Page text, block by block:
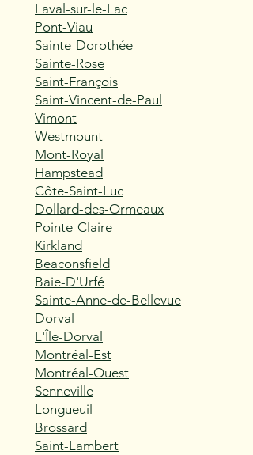
Laval-sur-le-Lac
Pont-Viau
Sainte-Dorothée
Sainte-Rose
Saint-François
Saint-Vincent-de-Paul
Vimont
Westmount
Mont-Royal
Hampstead
Côte-Saint-Luc
Dollard-des-Ormeaux
Pointe-Claire
Kirkland
Beaconsfield
Baie-D'Urfé
Sainte-Anne-de-Bellevue
Dorval
L'Île-Dorval
Montréal-Est
Montréal-Ouest
Senneville
Longueuil
Brossard
Saint-Lambert